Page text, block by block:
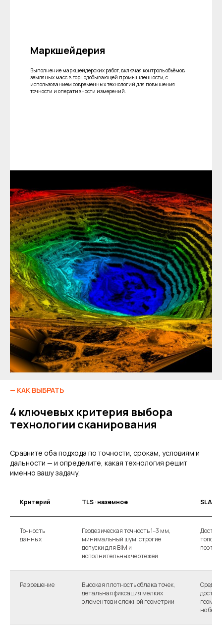
Маркшейдерия
Выполнение маркшейдерских работ, включая контроль объёмов
земляных масс в горнодобывающей промышленности, с
использованием современных технологий для повышения
точности и оперативности измерений.
— КАК ВЫБРАТЬ
4 ключевых критерия выбора
технологии сканирования
Сравните оба подхода по точности, срокам, условиям и
дальности — и определите, какая технология решит
именно вашу задачу.
Критерий TLS · наземное SLAM
Точность
данных
Геодезическая точность 1–3 мм,
минимальный шум, строгие
допуски для BIM и
исполнительных чертежей
Разрешение
Высокая плотность облака точек,
детальная фиксация мелких
элементов и сложной геометрии
но без
Site map
Privacy policy
Copyright © 2026 RangeVision. All
rights reserved.
RangeVision
sales@rangevision.com
info@rangevision.com
+7 (499) 322 33 20
CONTACT US
Metrological PRIME
Robotic Proton
3D SCANNERS